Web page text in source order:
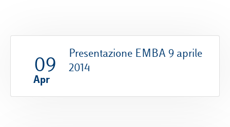
09
Apr
Presentazione EMBA 9 aprile
2014